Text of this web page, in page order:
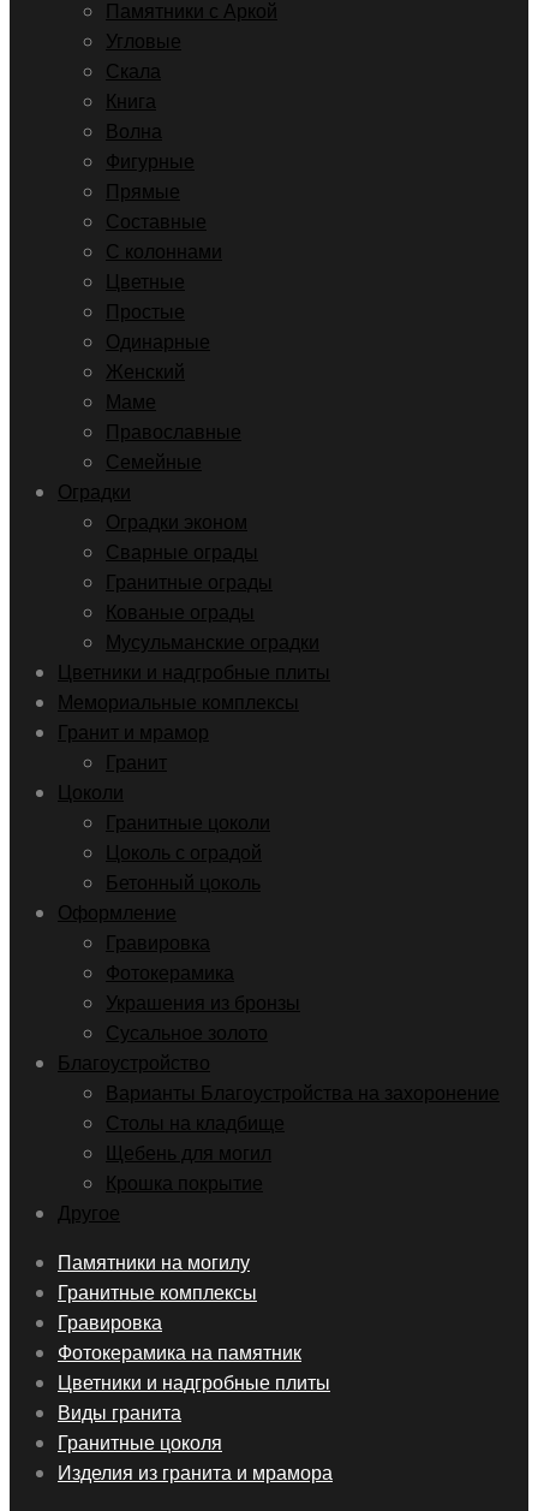
Памятники с Аркой
Угловые
Скала
Книга
Волна
Фигурные
Прямые
Составные
С колоннами
Цветные
Простые
Одинарные
Женский
Маме
Православные
Семейные
Оградки
Оградки эконом
Сварные ограды
Гранитные ограды
Кованые ограды
Мусульманские оградки
Цветники и надгробные плиты
Мемориальные комплексы
Гранит и мрамор
Гранит
Цоколи
Гранитные цоколи
Цоколь с оградой
Бетонный цоколь
Оформление
Гравировка
Фотокерамика
Украшения из бронзы
Сусальное золото
Благоустройство
Варианты Благоустройства на захоронение
Столы на кладбище
Щебень для могил
Крошка покрытие
Другое
Skip
content
Памятники на могилу
Гранитные комплексы
Гравировка
Фотокерамика на памятник
Цветники и надгробные плиты
Виды гранита
Гранитные цоколя
Изделия из гранита и мрамора